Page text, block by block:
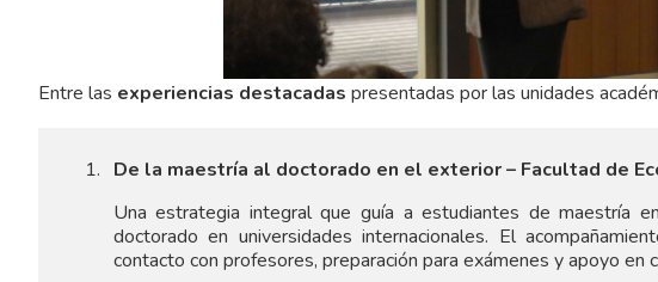
Entre las experiencias destacadas presentadas por las unidades
De la maestría al doctorado en el exterior – Facultad de
Una estrategia integral que guía a estudiantes de maestría
doctorado en universidades internacionales. El
contacto con profesores, preparación para exámenes y apoyo en